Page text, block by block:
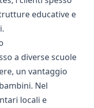
educative e
a diverse scuole
un vantaggio
Nel
locali e